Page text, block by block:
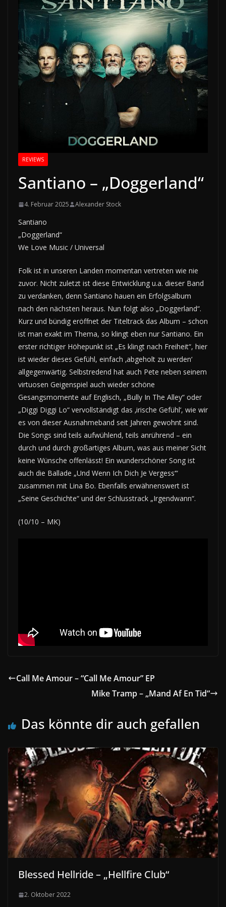
REVIEWS
Santiano – „Doggerland“
4. Februar 2025 Alexander Stock
Santiano
„Doggerland“
We Love Music / Universal
Folk ist in unseren Landen momentan vertreten wie nie
zuvor. Nicht zuletzt ist diese Entwicklung u.a. dieser Band
zu verdanken, denn Santiano hauen ein Erfolgsalbum
nach den nächsten heraus. Nun folgt also „Doggerland“.
Kurz und bündig eröffnet der Titeltrack das Album – schon
ist man exakt im Thema, so klingt eben nur Santiano. Ein
erster richtiger Höhepunkt ist „Es klingt nach Freiheit“, hier
ist wieder dieses Gefühl, einfach ‚abgeholt zu werden‘
allgegenwärtig. Selbstredend hat auch Pete neben seinem
virtuosen Geigenspiel auch wieder schöne
Gesangsmomente auf Englisch, „Bully In The Alley“ oder
„Diggi Diggi Lo“ vervollständigt das ‚irische Gefühl‘, wie wir
es von dieser Ausnahmeband seit Jahren gewohnt sind.
Die Songs sind teils aufwühlend, teils anrührend – ein
durch und durch großartiges Album, was aus meiner Sicht
keine Wünsche offenlässt! Ein wunderschöner Song ist
auch die Ballade „Und Wenn Ich Dich Je Vergess‘“
zusammen mit Lina Bo. Ebenfalls erwähnenswert ist
„Seine Geschichte“ und der Schlusstrack „Irgendwann“.
(10/10 – MK)
Call Me Amour – “Call Me Amour” EP
Mike Tramp – „Mand Af En Tid“
Das könnte dir auch gefallen
Blessed Hellride – „Hellfire Club“
2. Oktober 2022